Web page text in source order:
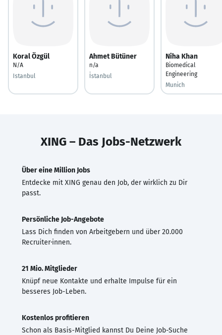
Koral Özgül
N/A
Istanbul
Ahmet Bütüner
n/a
İstanbul
Niha Khan
Biomedical
Engineering
Munich
XING – Das Jobs-Netzwerk
Über eine Million Jobs
Entdecke mit XING genau den Job, der wirklich zu Dir
passt.
Persönliche Job-Angebote
Lass Dich finden von Arbeitgebern und über 20.000
Recruiter·innen.
21 Mio. Mitglieder
Knüpf neue Kontakte und erhalte Impulse für ein
besseres Job-Leben.
Kostenlos profitieren
Schon als Basis-Mitglied kannst Du Deine Job-Suche